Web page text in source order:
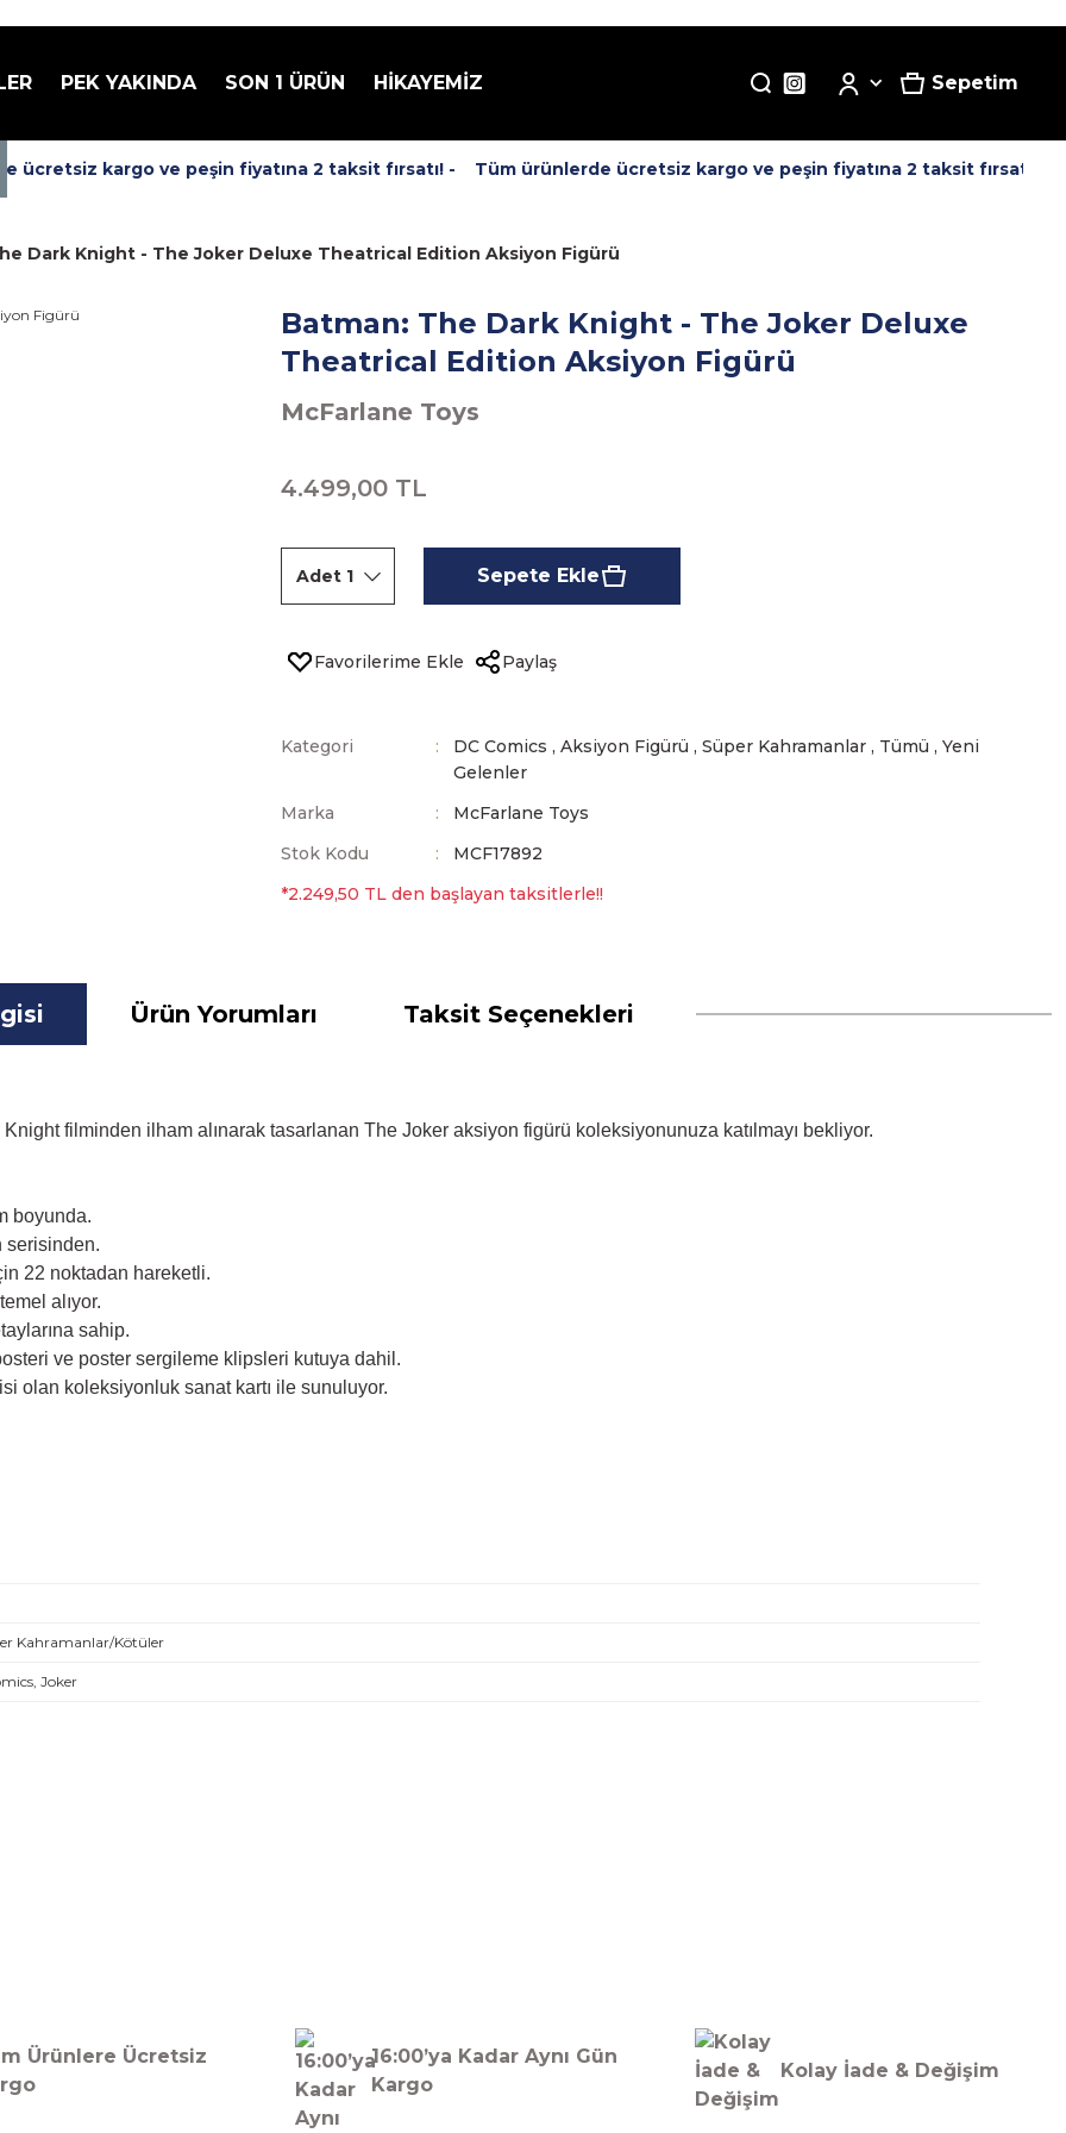
PEK YAKINDA SON 1 ÜRÜN HİKAYEMİZ Sepetim
kargo ve peşin fiyatına 2 taksit fırsatı! - Tüm ürünlerde ücretsiz kargo ve peşin fiyatına 2 taksit fırsatı! -
Dark Knight - The Joker Deluxe Theatrical Edition Aksiyon Figürü
Batman: The Dark Knight - The Joker Deluxe
Theatrical Edition Aksiyon Figürü
McFarlane Toys
4.499,00 TL
Sepete Ekle
Paylaş
Kategori DC Comics , Aksiyon Figürü , Süper Kahramanlar , Tümü , Yeni
Gelenler
Marka
McFarlane Toys
Stok Kodu
MCF17892
*2.249,50 TL den başlayan taksitlerle!!
Ürün Yorumları Taksit Seçenekleri
filminden ilham alınarak tasarlanan The Joker aksiyon figürü koleksiyonunuza katılmayı bekliyor.
boyunda.
serisinden.
22 noktadan hareketli.
alıyor.
sahip.
ve poster sergileme klipsleri kutuya dahil.
olan koleksiyonluk sanat kartı ile sunuluyor.
Kahramanlar/Kötüler
Joker
Ürünlere Ücretsiz
16:00’ya Kadar Aynı Gün
Kargo
Kolay İade & Değişim